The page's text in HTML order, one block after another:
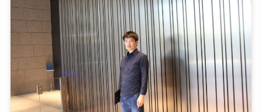
お問い合わせ
ログイン